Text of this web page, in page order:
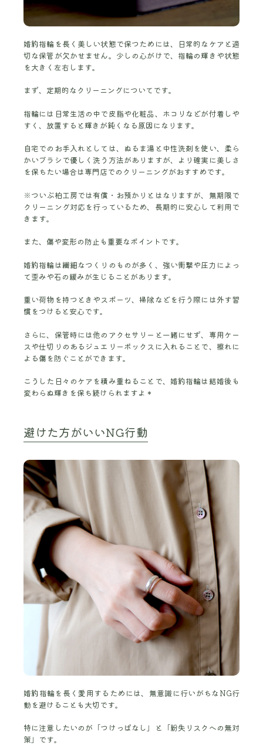
婚約指輪を長く美しい状態で保つためには、日常的なケアと適
切な保管が欠かせません。少しの心がけで、指輪の輝きや状態
を大きく左右します。
まず、定期的なクリーニングについてです。
指輪には日常生活の中で皮脂や化粧品、ホコリなどが付着しや
すく、放置すると輝きが鈍くなる原因になります。
自宅でのお手入れとしては、ぬるま湯と中性洗剤を使い、柔ら
かいブラシで優しく洗う方法がありますが、より確実に美しさ
を保ちたい場合は専門店でのクリーニングがおすすめです。
※ついぶ柏工房では有償・お預かりとはなりますが、無期限で
クリーニング対応を行っているため、長期的に安心して利用で
きます。
また、傷や変形の防止も重要なポイントです。
婚約指輪は繊細なつくりのものが多く、強い衝撃や圧力によっ
て歪みや石の緩みが生じることがあります。
重い荷物を持つときやスポーツ、掃除などを行う際には外す習
慣をつけると安心です。
さらに、保管時には他のアクセサリーと一緒にせず、専用ケー
スや仕切りのあるジュエリーボックスに入れることで、擦れに
よる傷を防ぐことができます。
こうした日々のケアを積み重ねることで、婚約指輪は結婚後も
変わらぬ輝きを保ち続けられますよ＊
避けた方がいいNG行動
婚約指輪を長く愛用するためには、無意識に行いがちなNG行
動を避けることも大切です。
特に注意したいのが「つけっぱなし」と「紛失リスクへの無対
策」です。